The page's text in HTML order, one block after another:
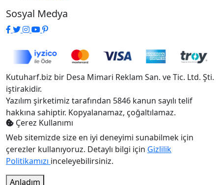
Sosyal Medya
Kutuharf.biz bir Desa Mimari Reklam San. ve Tic. Ltd. Şti.
iştirakidir.
Yazılım şirketimiz tarafından 5846 kanun sayılı telif
hakkına sahiptir. Kopyalanamaz, çoğaltılamaz.
Çerez Kullanımı
Web sitemizde size en iyi deneyimi sunabilmek için
çerezler kullanıyoruz. Detaylı bilgi için Gizlilik
Politikamızı inceleyebilirsiniz.
Anladım